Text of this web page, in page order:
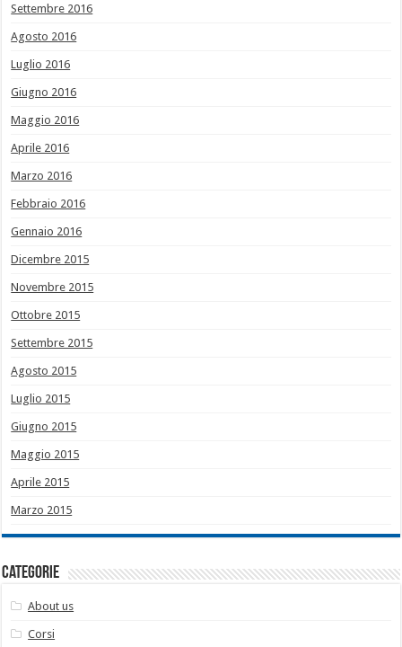
Settembre 2016
Agosto 2016
Luglio 2016
Giugno 2016
Maggio 2016
Aprile 2016
Marzo 2016
Febbraio 2016
Gennaio 2016
Dicembre 2015
Novembre 2015
Ottobre 2015
Settembre 2015
Agosto 2015
Luglio 2015
Giugno 2015
Maggio 2015
Aprile 2015
Marzo 2015
Categorie
About us
Corsi